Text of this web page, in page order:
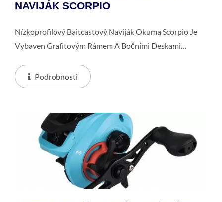
NAVIJÁK SCORPIO
Nízkoprofilový Baitcastový Naviják Okuma Scorpio Je
Vybaven Grafitovým Rámem A Bočními Deskami
A6061-T6. Je Také Vybaven Vícediskovým
Kompozitním...
Podrobnosti